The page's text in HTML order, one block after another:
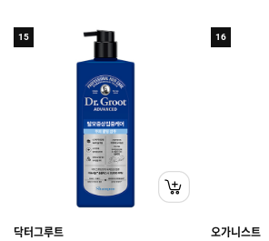
15
닥터그루트
16
오가니스트